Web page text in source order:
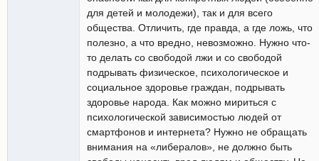
для детей и молодежи), так и для всего
общества. Отличить, где правда, а где ложь, что
полезно, а что вредно, невозможно. Нужно что-
то делать со свободой лжи и со свободой
подрывать физическое, психологическое и
социальное здоровье граждан, подрывать
здоровье народа. Как можно мириться с
психологической зависимостью людей от
смартфонов и интернета? Нужно не обращать
внимания на «либералов», не должно быть